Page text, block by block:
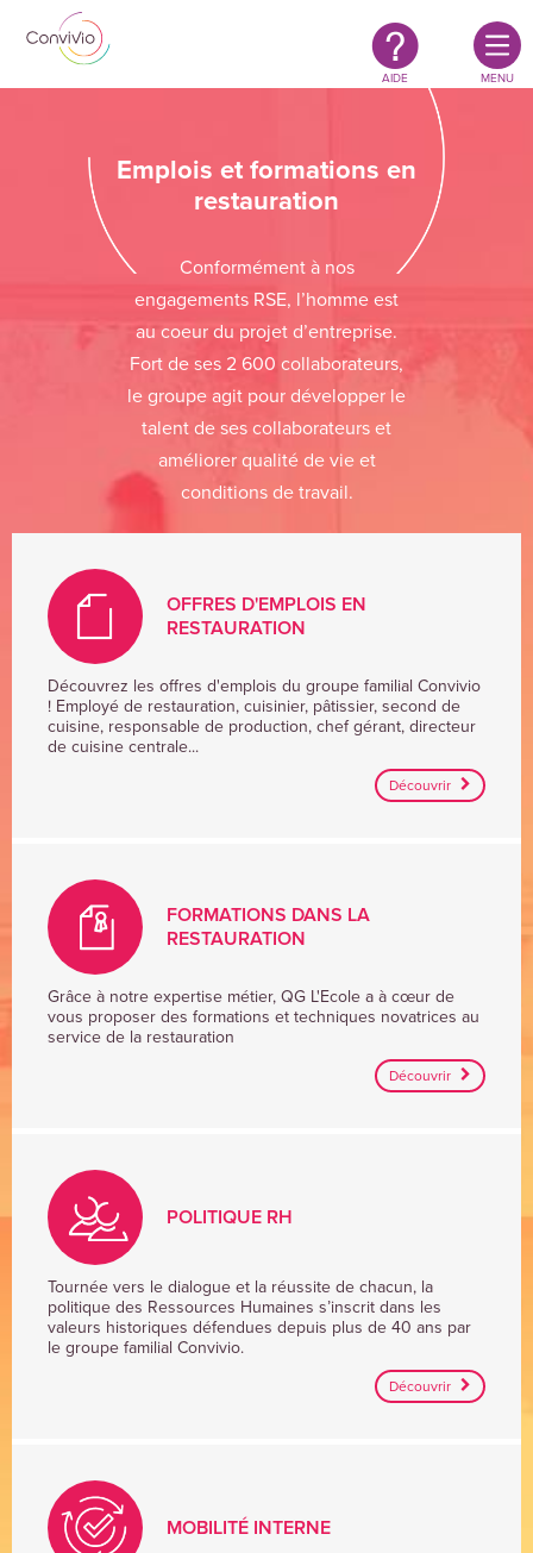
Aller au contenu principal
Restauration
authentique
responsable
AIDE MENU
Emplois et formations en
restauration
Conformément à nos
engagements RSE, l’homme est
au coeur du projet d’entreprise.
Fort de ses 2 600 collaborateurs,
le groupe agit pour développer le
talent de ses collaborateurs et
améliorer qualité de vie et
conditions de travail.
OFFRES D'EMPLOIS EN
RESTAURATION
OFFRES
D'EMPLOIS
EN
Découvrez les offres d'emplois du groupe familial Convivio
! Employé de restauration, cuisinier, pâtissier, second de
cuisine, responsable de production, chef gérant, directeur
de cuisine centrale...
Découvrir
FORMATIONS DANS LA
RESTAURATION
FORMATIONS
DANS
LA
Grâce à notre expertise métier, QG L'Ecole a à cœur de
vous proposer des formations et techniques novatrices au
service de la restauration
Découvrir
POLITIQUE RH
POLITIQUE
RH
Tournée vers le dialogue et la réussite de chacun, la
politique des Ressources Humaines s’inscrit dans les
valeurs historiques défendues depuis plus de 40 ans par
le groupe familial Convivio.
Découvrir
MOBILITÉ INTERNE